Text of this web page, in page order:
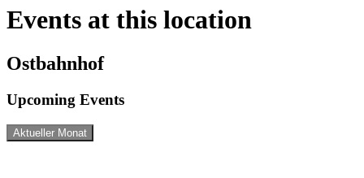
Events at this location
Ostbahnhof
Upcoming Events
Aktueller Monat